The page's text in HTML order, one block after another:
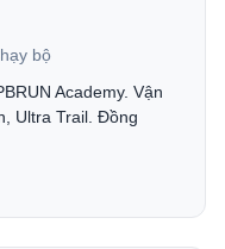
bộ
Academy. Vận
Ultra Trail. Đồng